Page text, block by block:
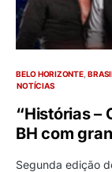
BELO HORIZONTE
NOTÍCIAS
“Histórias –
BH com
Segunda edição